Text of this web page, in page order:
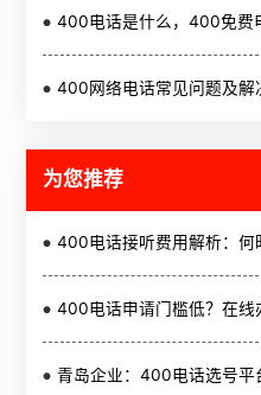
400电话是什么，400免费
为您推荐
400电话申请门槛低？在线
青岛企业：400电话选号平